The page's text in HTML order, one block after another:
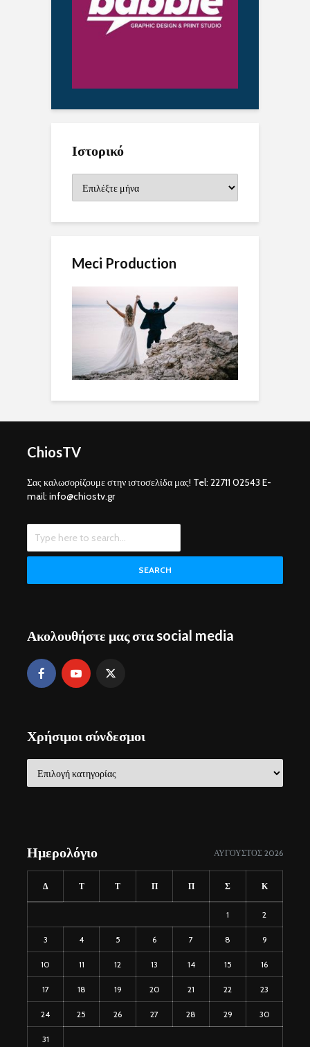
Ιστορικό
Meci Production
ChiosTV
Σας καλωσορίζουμε στην ιστοσελίδα μας! Tel: 22711 02543 E-
mail: info@chiostv.gr
SEARCH
Ακολουθήστε μας στα social media
Χρήσιμοι σύνδεσμοι
σύνδεσμοι
Ημερολόγιο ΑΎΓΟΥΣΤΟΣ 2026
Δ Τ Τ Π Π Σ Κ
1 2
3 4 5 6 7 8 9
10 11 12 13 14 15 16
17 18 19 20 21 22 23
24 25 26 27 28 29 30
31